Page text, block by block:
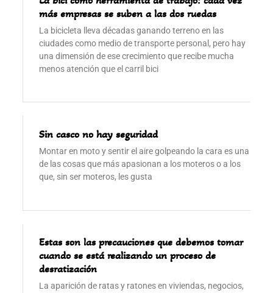
más empresas se suben a las dos ruedas
La bicicleta lleva décadas ganando terreno en las
ciudades como medio de transporte personal, pero hay
una dimensión de ese crecimiento que recibe mucha
menos atención que el carril bici
Sin casco no hay seguridad
Montar en moto y sentir el aire golpeando la cara es una
de las cosas que más apasionan a los moteros o a los
que, sin ser moteros, les gusta
Estas son las precauciones que debemos tomar
cuando se está realizando un proceso de
desratización
La aparición de ratas y ratones en viviendas, negocios,